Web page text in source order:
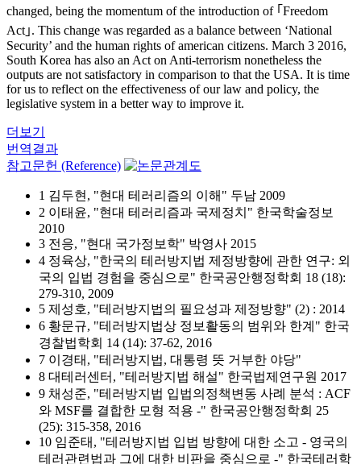
changed, being the momentum of the introduction of ｢Freedom
Act｣. This change was regarded as a balance between ‘National
Security’ and the human rights of american citizens. March 3 2016,
South Korea has also an Act on Anti-terrorism nonetheless the
outputs are not satisfactory in comparison to that the USA. It is time
for us to reflect on the effectiveness of our law and policy, the
legislative system in a better way to improve it.
더보기
번역결과
참고문헌 (Reference)
1 김두현, "현대 테러리즘의 이해" 두남 2009
2 이태윤, "현대 테러리즘과 국제정치" 한국학술정보
2010
3 전응, "현대 국가정보학" 박영사 2015
4 정육상, "한국의 테러방지법 제정방향에 관한 연구: 외
국의 입법 경험을 중심으로" 한국공안행정학회 18 (18):
279-310, 2009
5 제성호, "테러방지법의 필요성과 제정방향" (2) : 2014
6 황문규, "테러방지법상 정보활동의 범위와 한계" 한국
경찰법학회 14 (14): 37-62, 2016
7 이경태, "테러방지법, 대통령 뜻 거부한 야당"
8 대테러센터, "테러방지법 해설" 한국법제연구원 2017
9 채성준, "테러방지법 입법의정책변동 사례 분석 : ACF
와 MSF를 결합한 모형 적용 -" 한국공안행정학회 25
(25): 315-358, 2016
10 임준태, "테러방지법 입법 방향에 대한 소고 - 영국의
테러관련법과 그에 대한 비판을 중심으로 -" 한국테러학